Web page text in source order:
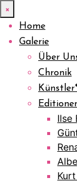
×
Home
Galerie
Über
Chronik
Ilse